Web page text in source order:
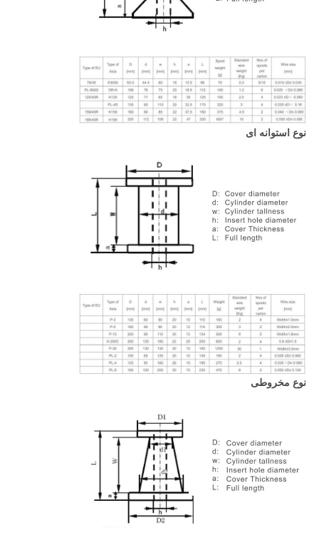
نوع استوانه ای
نوع مخروطی